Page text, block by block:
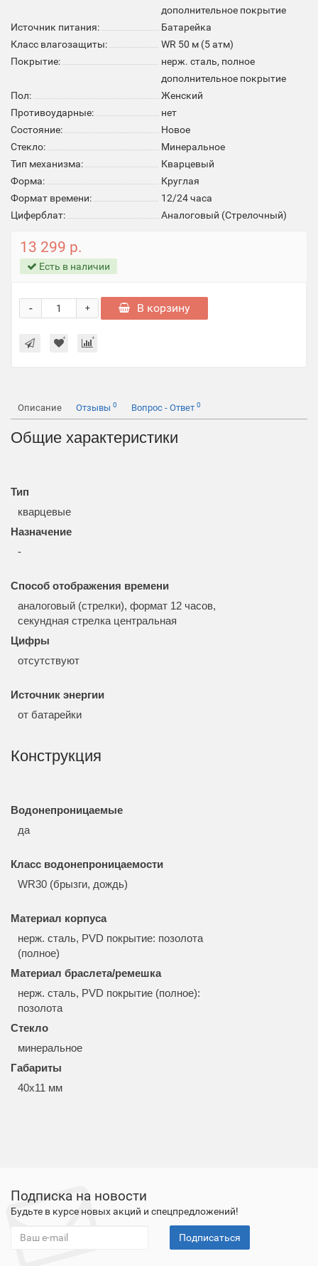
дополнительное покрытие
Источник питания:
Батарейка
Класс влагозащиты:
WR 50 м (5 атм)
Покрытие:
нерж. сталь, полное
дополнительное покрытие
Пол:
Женский
Противоударные:
нет
Состояние:
Новое
Стекло:
Минеральное
Тип механизма:
Кварцевый
Форма:
Круглая
Формат времени:
12/24 часа
Циферблат:
Аналоговый (Стрелочный)
13 299 р.
Есть в наличии
+
- В корзину
Описание Отзывы 0 Вопрос - Ответ 0
Общие характеристики
Тип
кварцевые
Назначение
-
Способ отображения времени
аналоговый (стрелки), формат 12 часов,
секундная стрелка центральная
Цифры
отсутствуют
Источник энергии
от батарейки
Конструкция
Водонепроницаемые
да
Класс водонепроницаемости
WR30 (брызги, дождь)
Материал корпуса
нерж. сталь, PVD покрытие: позолота
(полное)
Материал браслета/ремешка
нерж. сталь, PVD покрытие (полное):
позолота
Стекло
минеральное
Габариты
40x11 мм
Подписка на новости
Будьте в курсе новых акций и спецпредложений!
Подписаться